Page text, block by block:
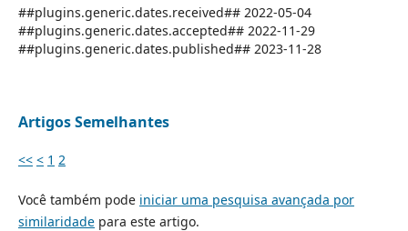
##plugins.generic.dates.received## 2022-05-04
##plugins.generic.dates.accepted## 2022-11-29
##plugins.generic.dates.published## 2023-11-28
Artigos Semelhantes
<< < 1 2
Você também pode iniciar uma pesquisa avançada por
similaridadepara este artigo.